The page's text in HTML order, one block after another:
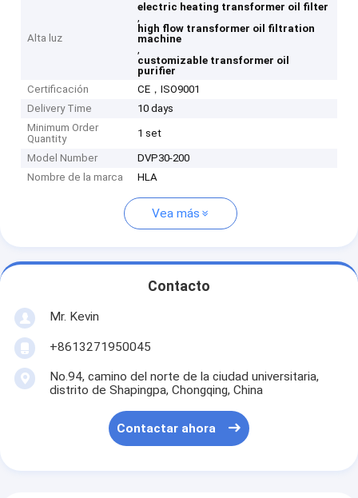
Alta luz
electric heating transformer oil filter
,
high flow transformer oil filtration
machine
,
customizable transformer oil
purifier
Certificación
CE，ISO9001
Delivery Time
10 days
Minimum Order
Quantity
1 set
Model Number
DVP30-200
Nombre de la marca
HLA
Vea más
Contacto
Mr. Kevin
+8613271950045
No.94, camino del norte de la ciudad universitaria,
distrito de Shapingpa, Chongqing, China
Contactar ahora